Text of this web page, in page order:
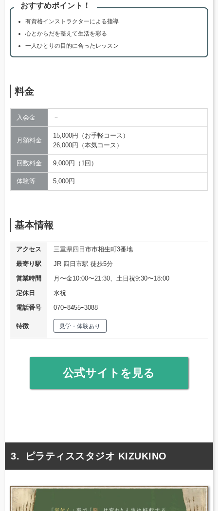
おすすめポイント！
有資格インストラクターによる指導
心とからだを整えて生活を彩る
一人ひとりの目的に合ったレッスン
料金
入会金 －
月額料金
15,000円（お手軽コース）
26,000円（本気コース）
回数料金 9,000円（1回）
体験等 5,000円
基本情報
アクセス
三重県四日市市相生町3番地
最寄り駅
JR 四日市駅 徒歩5分
営業時間
月〜金10:00〜21:30、土日祝9:30〜18:00
定休日
水祝
電話番号
070ｰ8455ｰ3088
特徴 見学・体験あり
公式サイトを見る
ピラティススタジオ KIZUKINO